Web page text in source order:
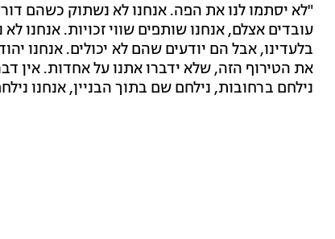
"לא יסתמו לנו את הפה. אנחנו לא נשתוק כשהם
עובדים אצלם, אנחנו שותפים שווי זכויות. אנחנו
בלעדינו, אבל הם יודעים שהם לא יכולים. אנחנו
את הטירוף הזה, שלא ידברו אתנו על אחדות. אין
נילחם ברחובות, נילחם שם בתוך הבניין, אנחנו